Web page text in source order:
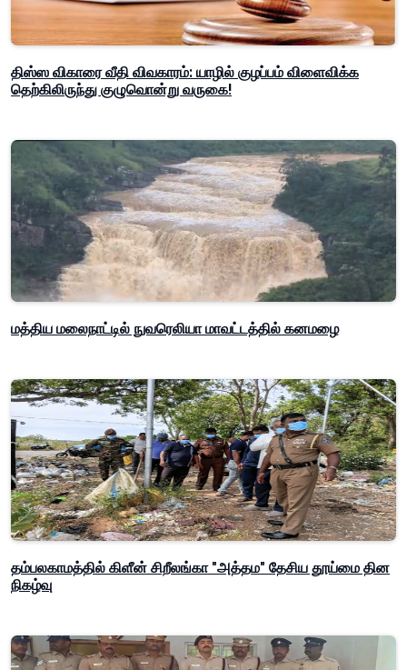
திஸ்ஸ விகாரை வீதி விவகாரம்: யாழில் குழப்பம் விளைவிக்க
தெற்கிலிருந்து குழுவொன்று வருகை!
மத்திய மலைநாட்டில் நுவரெலியா மாவட்டத்தில் கனமழை
தம்பலகாமத்தில் கிளீன் சிறீலங்கா "அத்தம" தேசிய தூய்மை தின
நிகழ்வு